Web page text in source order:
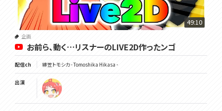
49:10
企画
お前ら、動く…リスナーのLIVE2D作ったンゴ
配信ch 緋笠トモシカ - Tomoshika Hikasa -
出演